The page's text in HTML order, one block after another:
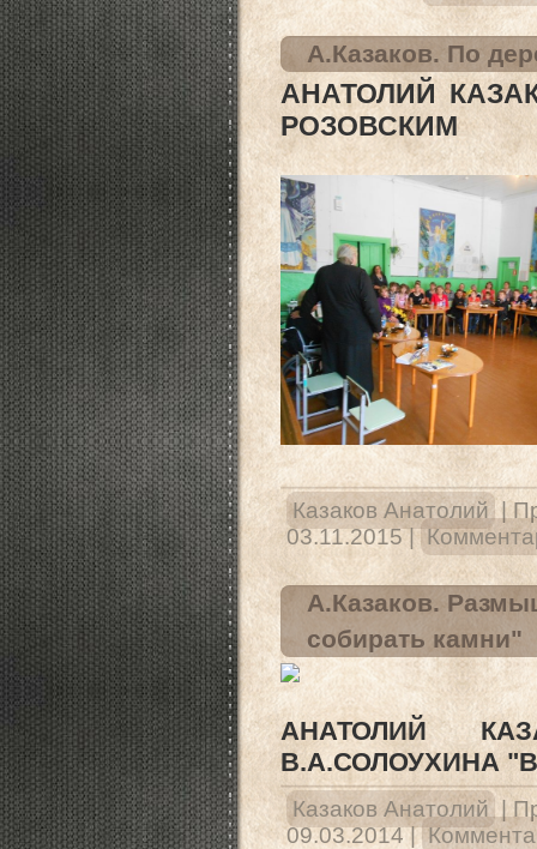
А.Казаков. По
АНАТОЛИЙ
РОЗОВСКИМ
Казаков Анатолий |
03.11.2015 |
А.Казаков.
собирать камни"
АНАТОЛИЙ
В.А.СОЛОУХИНА
Казаков Анатолий
09.03.2014 |